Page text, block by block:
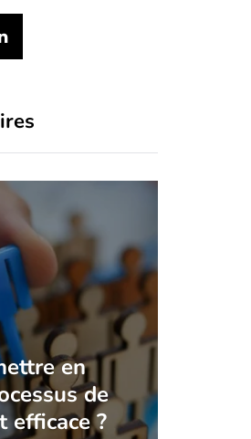
en
de
efficace ?